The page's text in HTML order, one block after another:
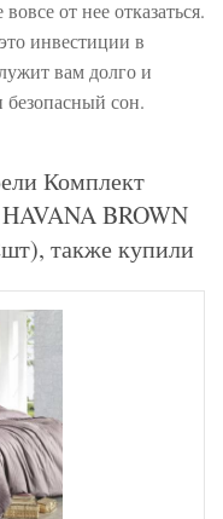
от нее отказаться.
инвестиции в
вам долго и
безопасный сон.
Комплект
BROWN
также купили